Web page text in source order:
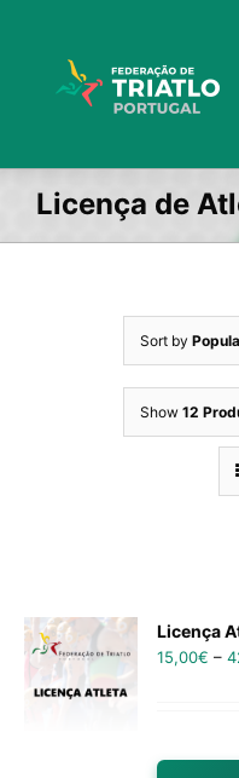
Licença de
Sort by
Show 12
Licença
15,00€ –